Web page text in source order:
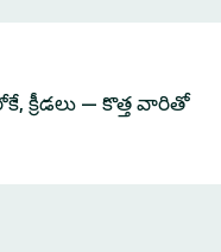
క్రీడలు — కొత్త వారితో